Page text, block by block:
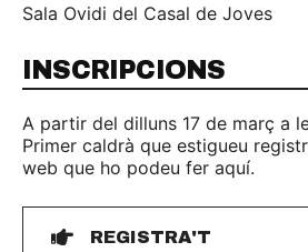
Sala Ovidi del Casal de Joves
INSCRIPCIONS
A partir del dilluns 17 de març a
Primer caldrà que estigueu
web que ho podeu fer aquí.
REGISTRA'T